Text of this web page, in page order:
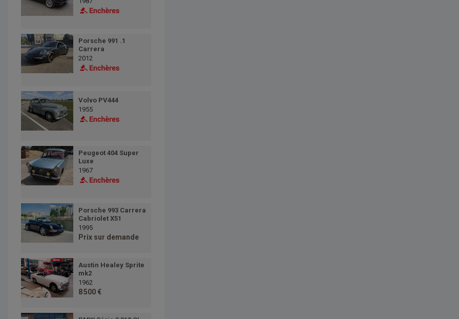
Porsche 991 .1
Carrera
2012
Volvo PV444
1955
Peugeot 404 Super
Luxe
1967
Porsche 993 Carrera
Cabriolet X51
1995
Prix sur demande
Austin Healey Sprite
mk2
1962
8 500 €